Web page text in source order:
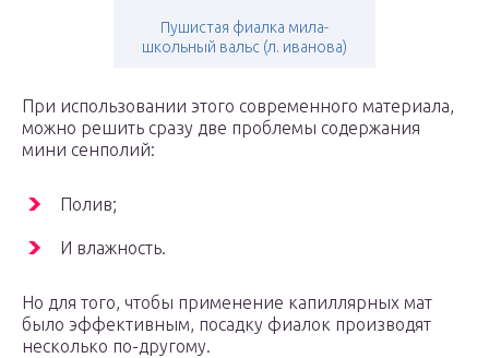
Пушистая фиалка мила-
школьный вальс (л. иванова)
При использовании этого современного материала,
можно решить сразу две проблемы содержания
мини сенполий:
Полив;
И влажность.
Но для того, чтобы применение капиллярных мат
было эффективным, посадку фиалок производят
несколько по-другому.